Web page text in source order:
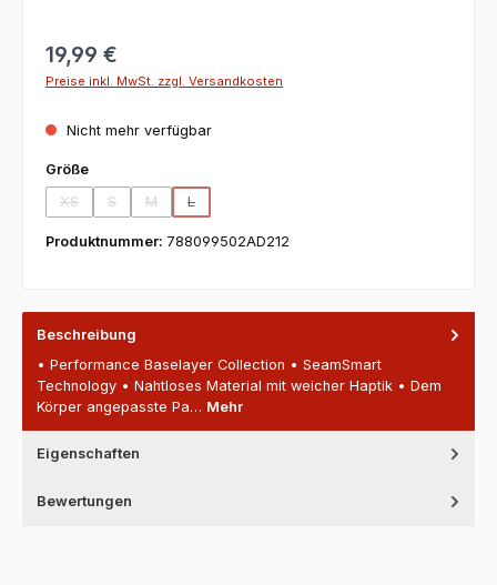
19,99 €
Preise inkl. MwSt. zzgl. Versandkosten
Nicht mehr verfügbar
Größeauswählen
XS
(Diese Option ist zurzeit nicht verfügbar.)
S
(Diese Option ist zurzeit nicht verfügbar.)
M
(Diese Option ist zurzeit nicht verfügbar.)
L
(Diese Option ist zurzeit nicht verfügbar.)
Produktnummer: 788099502AD212
Beschreibung
• Performance Baselayer Collection • SeamSmart
Technology • Nahtloses Material mit weicher Haptik • Dem
Körper angepasste Pa… Mehr
Eigenschaften
Bewertungen